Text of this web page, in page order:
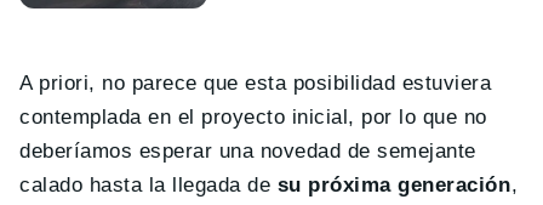
A priori, no parece que esta posibilidad estuviera
contemplada en el proyecto inicial, por lo que no
deberíamos esperar una novedad de semejante
calado hasta la llegada de su próxima generación,